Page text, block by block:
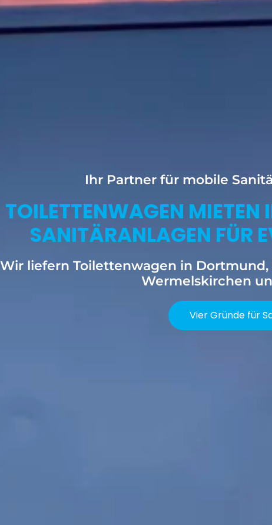
Ihr Partner für mobile
TOILETTENWAGEN
SANITÄRANLAGEN FÜR
Wir liefern Toilettenwagen in
Wermelskirchen
Vier Gründe für